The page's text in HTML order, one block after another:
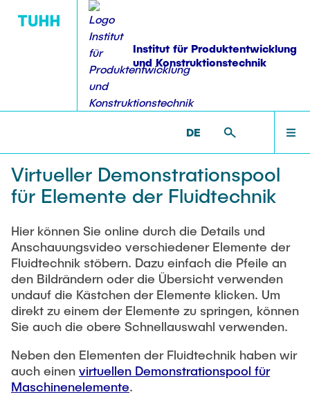
Institut für Produktentwicklung
und Konstruktionstechnik
DE
STARTSEITE INSTITUT
Ausstattung
Mitarbeiter
Stellenangebote
studentische Hilfskräfte
Partner
Kontakt
FORSCHUNG
FORSCHUNG
Übersicht
Projektübersicht
Forschungsbereiche
Methodische Entwicklung modularer Produktfamilien
Strukturanalyse und Versuchstechnik
Anwendungsfelder
Maschinen- und Anlagenbau
Medizintechnik
VERÖFFENTLICHUNGEN
VERÖFFENTLICHUNGEN
Veröffentlichungen
Dissertationen
Bücher & Buchbeiträge
Patente
LEHRE
LEHRE
Lehre: Übersicht
Bachelor-, Projekt- & Masterarbeiten
Abgeschlossene Arbeiten
Betreute Studiengänge
Bachelor
Grundlagen der KL
KL Gestalten
VERANSTALTUNGEN
Veranstaltungen: Übersicht
Industrieworkshops
Erfahrungsaustausch Produktstrukturierung
Industrieworkshop Konstruktionsmethodik
Branchen- übergreifender Erfahrungsaustausch
Wissenschaftl. Veranstaltungen
26th International Conference on Engineering Design
(ICED27)
36. DfX-Symposium 2025
PKT >LEHRE >ONLINEANGEBOT >VIRTUELLER
FLUIDTECHNIK-DEMONSTRATIONSPOOL
Virtueller Demonstrationspool
für Elemente der Fluidtechnik
Hier können Sie online durch die Details und
Anschauungsvideo verschiedener Elemente der
Fluidtechnik stöbern. Dazu einfach die Pfeile an
den Bildrändern oder die Übersicht verwenden
undauf die Kästchen der Elemente klicken. Um
direkt zu einem der Elemente zu springen, können
Sie auch die obere Schnellauswahl verwenden.
Neben den Elementen der Fluidtechnik haben wir
auch einen virtuellen Demonstrationspool für
Maschinenelemente.